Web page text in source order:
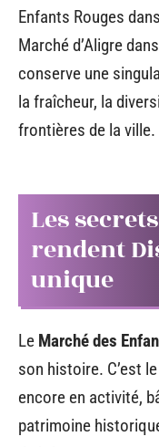
Enfants Rouges
Marché d’Aligre
conserve une
la fraîcheur, la
frontières de la ville.
Les
rendent
unique
Le Marché des
son histoire. C’est
encore en activité,
patrimoine